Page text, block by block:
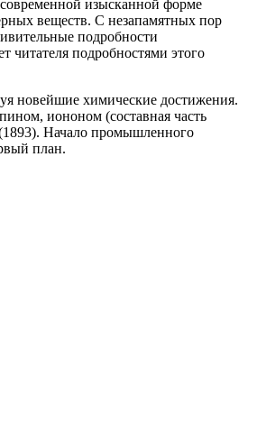
изысканной форме
веществ. С незапамятных пор
подробности
читателя подробностями этого
новейшие химические достижения.
иононом (составная часть
Начало промышленного
план.